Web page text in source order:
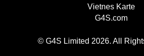
Vietnes Karte
G4S.com
© G4S Limited 2026. All